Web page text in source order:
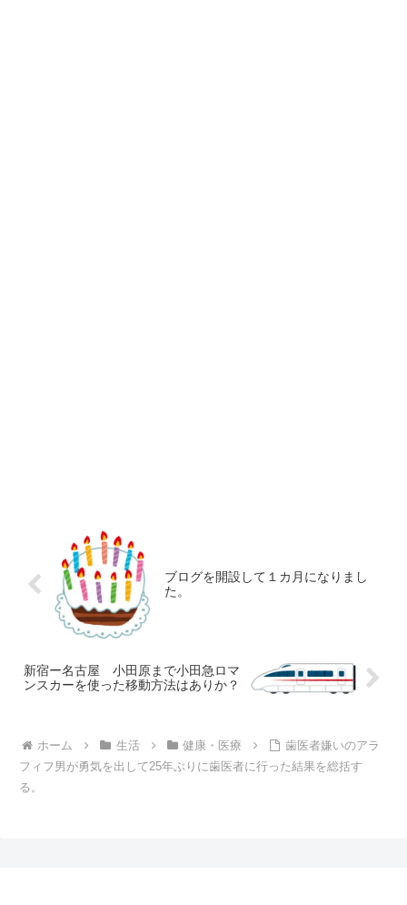
ブログを開設して１カ月になりまし
た。
新宿ー名古屋 小田原まで小田急ロマ
ンスカーを使った移動方法はありか？
ホーム 生活 健康・医療
歯医者嫌いのアラ
フィフ男が勇気を出して25年ぶりに歯医者に行った結果を総括す
る。